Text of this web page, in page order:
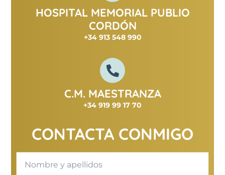
HOSPITAL MEMORIAL PUBLIO
CORDÓN
+34 913 548 990
C.M. MAESTRANZA
+34 919 99 17 70
CONTACTA CONMIGO